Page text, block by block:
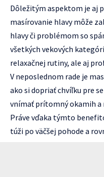
Dôležitým aspektom je aj
masírovanie hlavy môže
hlavy či problémom so
všetkých vekových
relaxačnej rutiny, ale aj
V neposlednom rade je
ako si dopriať chvíľku pre
vnímať prítomný okamih a
Práve vďaka týmto
túži po väčšej pohode a